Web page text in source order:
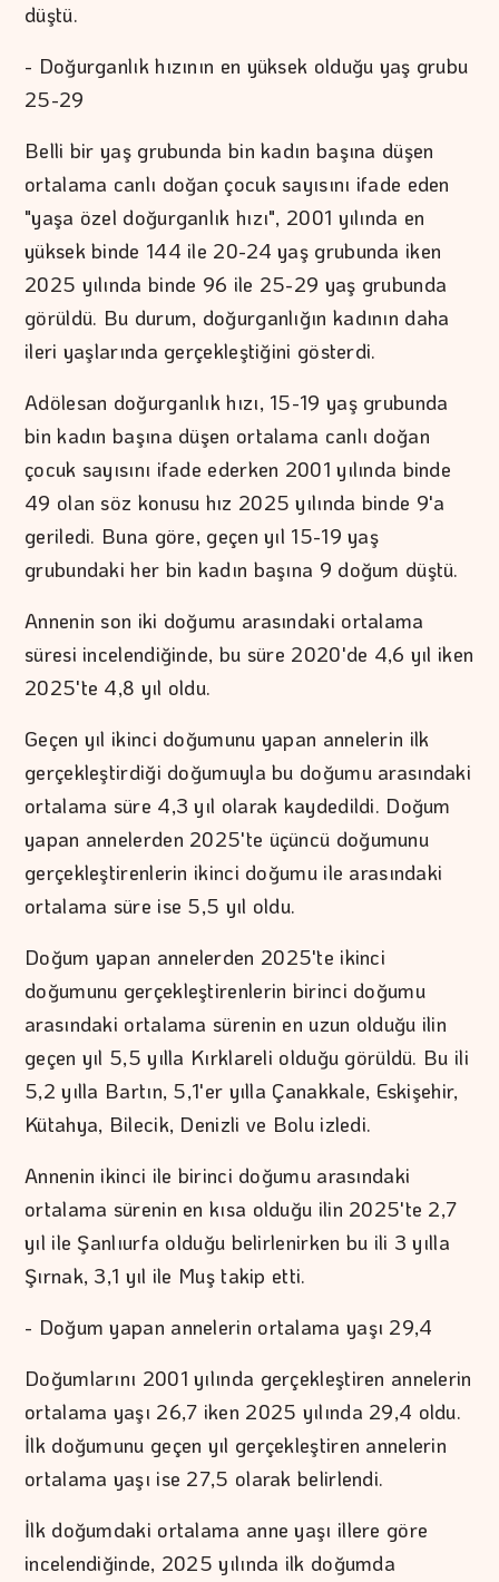
düştü.
- Doğurganlık hızının en yüksek olduğu yaş grubu
25-29
Belli bir yaş grubunda bin kadın başına düşen
ortalama canlı doğan çocuk sayısını ifade eden
"yaşa özel doğurganlık hızı", 2001 yılında en
yüksek binde 144 ile 20-24 yaş grubunda iken
2025 yılında binde 96 ile 25-29 yaş grubunda
görüldü. Bu durum, doğurganlığın kadının daha
ileri yaşlarında gerçekleştiğini gösterdi.
Adölesan doğurganlık hızı, 15-19 yaş grubunda
bin kadın başına düşen ortalama canlı doğan
çocuk sayısını ifade ederken 2001 yılında binde
49 olan söz konusu hız 2025 yılında binde 9'a
geriledi. Buna göre, geçen yıl 15-19 yaş
grubundaki her bin kadın başına 9 doğum düştü.
Annenin son iki doğumu arasındaki ortalama
süresi incelendiğinde, bu süre 2020'de 4,6 yıl iken
2025'te 4,8 yıl oldu.
Geçen yıl ikinci doğumunu yapan annelerin ilk
gerçekleştirdiği doğumuyla bu doğumu arasındaki
ortalama süre 4,3 yıl olarak kaydedildi. Doğum
yapan annelerden 2025'te üçüncü doğumunu
gerçekleştirenlerin ikinci doğumu ile arasındaki
ortalama süre ise 5,5 yıl oldu.
Doğum yapan annelerden 2025'te ikinci
doğumunu gerçekleştirenlerin birinci doğumu
arasındaki ortalama sürenin en uzun olduğu ilin
geçen yıl 5,5 yılla Kırklareli olduğu görüldü. Bu ili
5,2 yılla Bartın, 5,1'er yılla Çanakkale, Eskişehir,
Kütahya, Bilecik, Denizli ve Bolu izledi.
Annenin ikinci ile birinci doğumu arasındaki
ortalama sürenin en kısa olduğu ilin 2025'te 2,7
yıl ile Şanlıurfa olduğu belirlenirken bu ili 3 yılla
Şırnak, 3,1 yıl ile Muş takip etti.
- Doğum yapan annelerin ortalama yaşı 29,4
Doğumlarını 2001 yılında gerçekleştiren annelerin
ortalama yaşı 26,7 iken 2025 yılında 29,4 oldu.
İlk doğumunu geçen yıl gerçekleştiren annelerin
ortalama yaşı ise 27,5 olarak belirlendi.
İlk doğumdaki ortalama anne yaşı illere göre
incelendiğinde, 2025 yılında ilk doğumda